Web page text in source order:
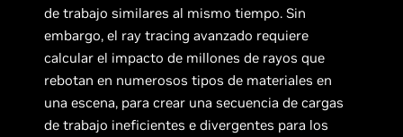
de trabajo similares al mismo tiempo. Sin
embargo, el ray tracing avanzado requiere
calcular el impacto de millones de rayos que
rebotan en numerosos tipos de materiales en
una escena, para crear una secuencia de cargas
de trabajo ineficientes e divergentes para los